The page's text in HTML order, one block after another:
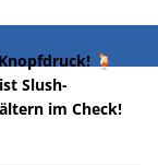
🍹
Slush-
im Check!